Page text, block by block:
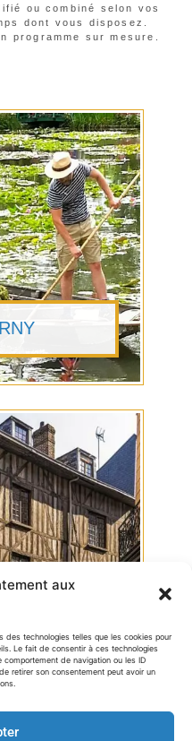
aux
des technologies telles que les cookies pour
Le fait de consentir à ces technologies
de navigation ou les ID
retirer son consentement peut avoir un
ou combiné selon vos
dont vous disposez.
programme sur mesure.